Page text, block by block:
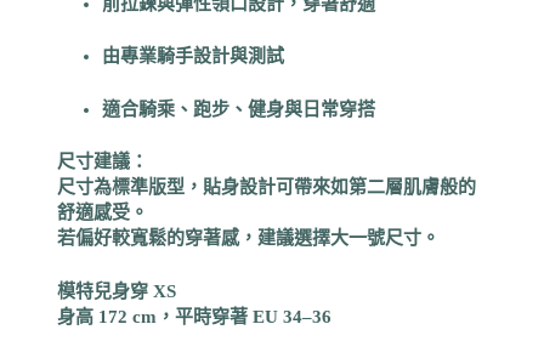
由專業騎手設計與測試
適合騎乘、跑步、健身與日常穿搭
尺寸建議：
尺寸為標準版型，貼身設計可帶來如第二層肌膚般的
舒適感受。
若偏好較寬鬆的穿著感，建議選擇大一號尺寸。
模特兒身穿 XS
身高 172 cm，平時穿著 EU 34–36